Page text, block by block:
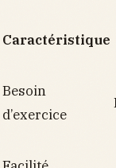
Caractéristique
Besoin
d’exercice